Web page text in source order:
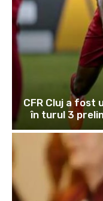
CFR Cluj a fost
în turul 3